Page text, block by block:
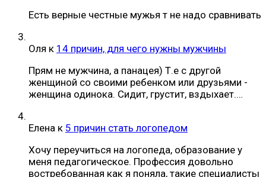
Есть верные честные мужья т не надо сравнивать
Оля к 14 причин, для чего нужны мужчины
Прям не мужчина, а панацея) Т.е с другой
женщиной со своими ребенком или друзьями -
женщина одинока. Сидит, грустит, вздыхает.…
Елена к 5 причин стать логопедом
Хочу переучиться на логопеда, образование у
меня педагогическое. Профессия довольно
востребованная как я поняла, такие специалисты